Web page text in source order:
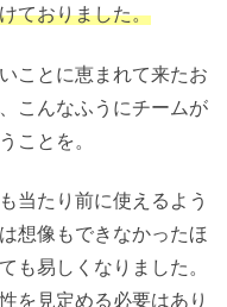
ておりました。
ことに恵まれて来たお
こんなふうにチームが
ことを。
当たり前に使えるよう
想像もできなかったほ
も易しくなりました。
を見定める必要はあり